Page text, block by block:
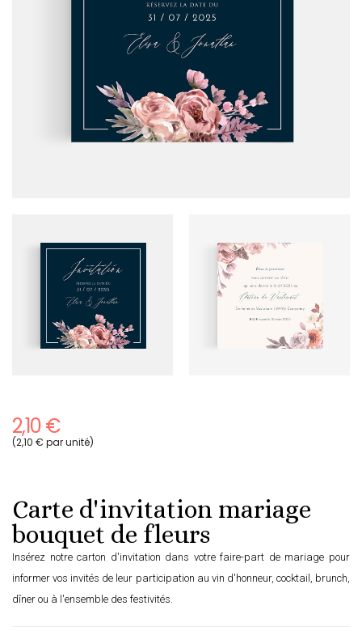
2,10 €
(2,10 € par unité)
Carte d'invitation mariage
bouquet de fleurs
Insérez notre carton d'invitation dans votre faire-part de mariage pour
informer vos invités de leur participation au vin d'honneur, cocktail, brunch,
dîner ou à l'ensemble des festivités.